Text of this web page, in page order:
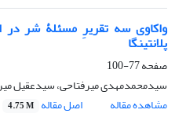
واکاوی سه تقریرِ مسئلۀ شر
پلانتینگا
صفحه77-100
سیدمحمدمهدی میرفتاحی، سیدعقیل
مشاهده مقاله
اصل مقاله 4.75 M